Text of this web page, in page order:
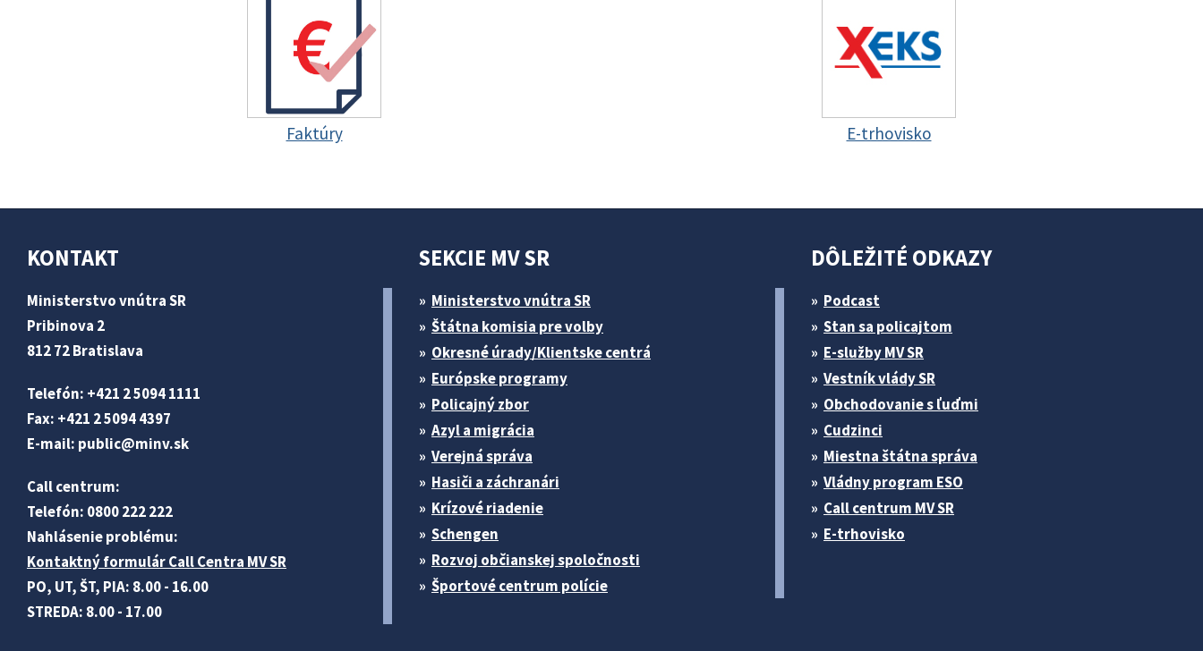
Faktúry E-trhovisko
KONTAKT
Ministerstvo vnútra SR
Pribinova 2
812 72 Bratislava
Telefón: +421 2 5094 1111
Fax: +421 2 5094 4397
E-mail: public@minv.sk
Call centrum:
Telefón: 0800 222 222
Nahlásenie problému:
Kontaktný formulár Call Centra MV SR
PO, UT, ŠT, PIA: 8.00 - 16.00
STREDA: 8.00 - 17.00
SEKCIE MV SR
Ministerstvo vnútra SR
Štátna komisia pre volby
Okresné úrady/Klientske centrá
Európske programy
Policajný zbor
Azyl a migrácia
Verejná správa
Hasiči a záchranári
Krízové riadenie
Schengen
Rozvoj občianskej spoločnosti
Športové centrum polície
DÔLEŽITÉ ODKAZY
Podcast
Stan sa policajtom
E-služby MV SR
Vestník vlády SR
Obchodovanie s ľuďmi
Cudzinci
Miestna štátna správa
Vládny program ESO
Call centrum MV SR
E-trhovisko